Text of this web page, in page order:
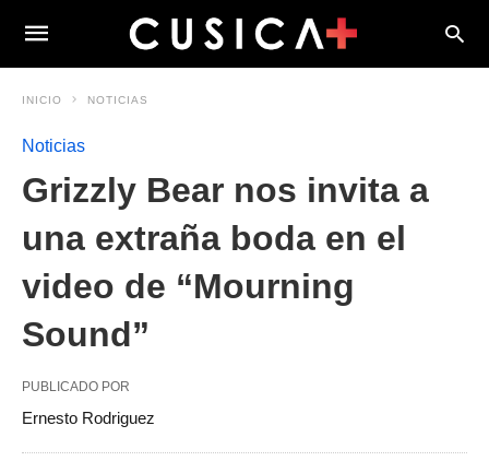
INICIO NOTICIAS
Noticias
Grizzly Bear nos invita a
una extraña boda en el
video de “Mourning
Sound”
PUBLICADO POR
Ernesto Rodriguez